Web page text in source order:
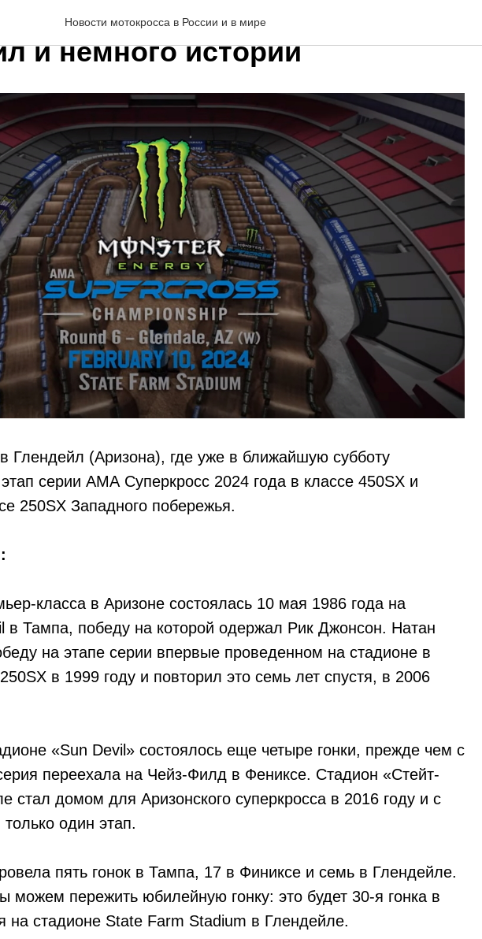
Новости мотокросса в России и в мире
2024: Анимация трассы
и немного истории
Глендейл (Аризона), где уже в ближайшую субботу
серии АМА Суперкросс 2024 года в классе 450SX и
250SX Западного побережья.
класса в Аризоне состоялась 10 мая 1986 года на
в Тампа, победу на которой одержал Рик Джонсон. Натан
на этапе серии впервые проведенном на стадионе в
в 1999 году и повторил это семь лет спустя, в 2006
«Sun Devil» состоялось еще четыре гонки, прежде чем с
переехала на Чейз-Филд в Фениксе. Стадион «Стейт-
стал домом для Аризонского суперкросса в 2016 году и с
один этап.
пять гонок в Тампа, 17 в Финиксе и семь в Глендейле.
можем пережить юбилейную гонку: это будет 30-я гонка в
на стадионе State Farm Stadium в Глендейле.